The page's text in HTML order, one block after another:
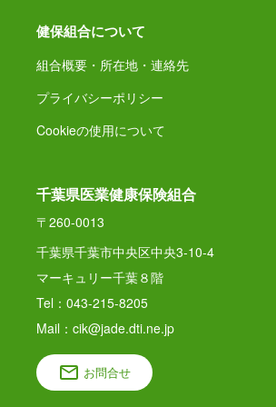
健保組合について
組合概要・所在地・連絡先
プライバシーポリシー
Cookieの使用について
千葉県医業健康保険組合
〒260-0013
千葉県千葉市中央区中央3-10-4
マーキュリー千葉８階
Tel：043-215-8205
Mail：cik@jade.dti.ne.jp
お問合せ